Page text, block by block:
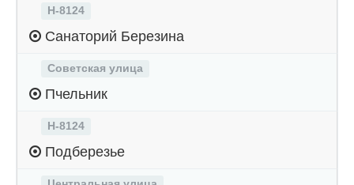
Н-8124
Санаторий Березина
Советская улица
Пчельник
Н-8124
Подберезье